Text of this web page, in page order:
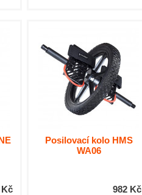
Kč
Posilovací kolo HMS
WA06
982 Kč